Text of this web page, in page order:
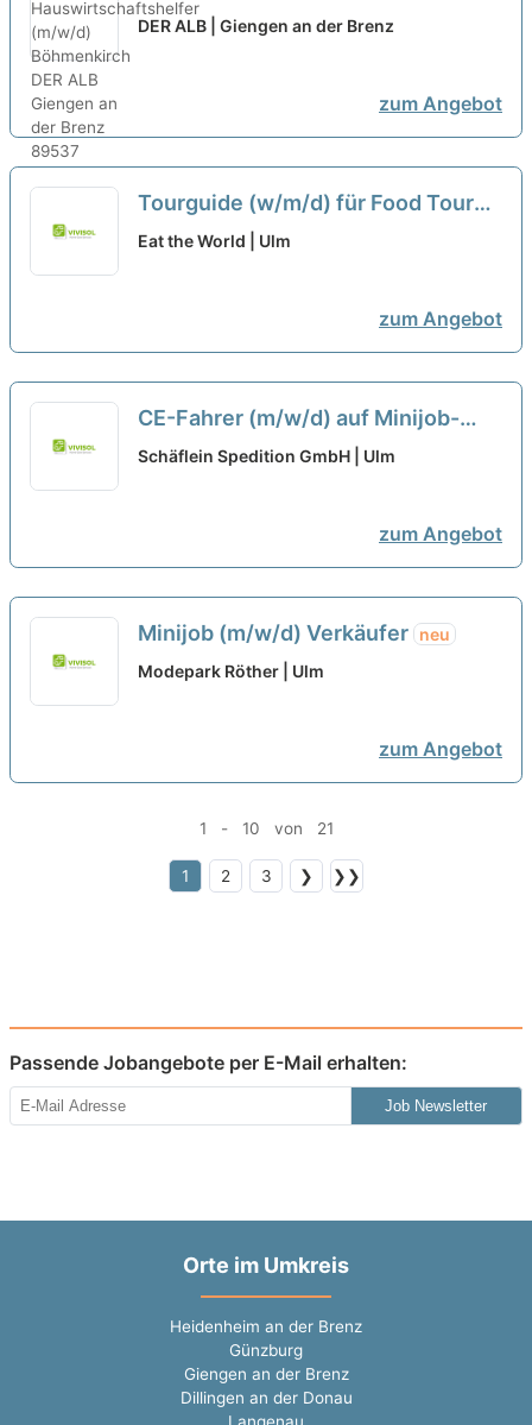
(m/w/d) Böhmenkirch neu
DER ALB | Giengen an der Brenz
zum Angebot
Tourguide (w/m/d) für Food Touren
als Minijob in Ulm
Eat the World | Ulm
zum Angebot
CE-Fahrer (m/w/d) auf Minijob-
Basis für Neu-Ulm bei 107-
Schäflein Spedition GmbH | Ulm
zum Angebot
Minijob (m/w/d) Verkäufer neu
Modepark Röther | Ulm
zum Angebot
1 - 10 von 21
1 2 3 ❯ ❯❯
Passende Jobangebote per E-Mail erhalten:
Job Newsletter
Orte im Umkreis
Heidenheim an der Brenz
Günzburg
Giengen an der Brenz
Dillingen an der Donau